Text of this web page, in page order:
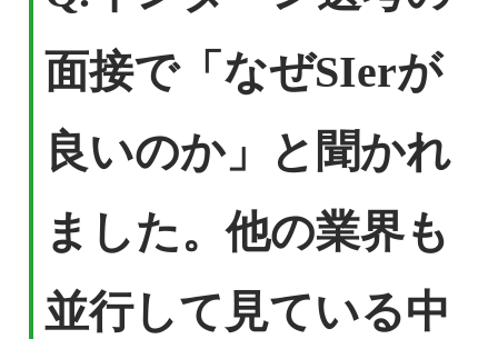
面接で「なぜSIerが
良いのか」と聞かれ
ました。他の業界も
並行して見ている中